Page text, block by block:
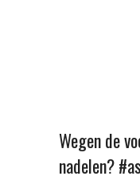
Wegen de
nadelen?